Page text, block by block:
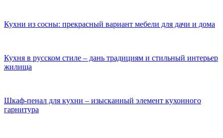
Кухни из сосны: прекрасный вариант мебели для дачи и дома
Кухня в русском стиле – дань традициям и стильный интерьер
жилища
Шкаф-пенал для кухни – изысканный элемент кухонного
гарнитура